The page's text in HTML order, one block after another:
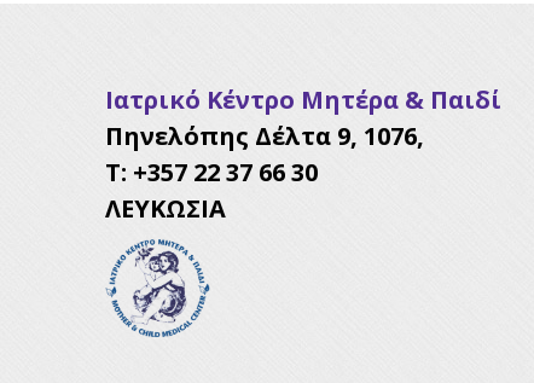
Ιατρικό Κέντρο Μητέρα & Παιδί
Πηνελόπης Δέλτα 9, 1076,
Τ: +357 22 37 66 30
ΛΕΥΚΩΣΙΑ